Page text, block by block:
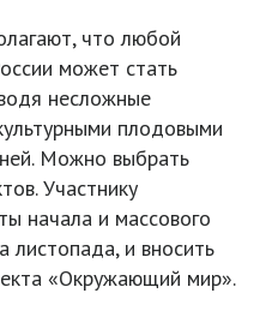
что любой
может стать
несложные
плодовыми
Можно выбрать
Участнику
начала и массового
листопада, и вносить
«Окружающий мир».